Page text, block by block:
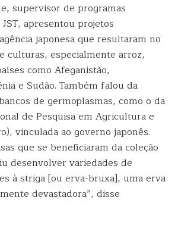
supervisor de programas
apresentou projetos
japonesa que resultaram no
culturas, especialmente arroz,
como Afeganistão,
e Sudão. Também falou da
de germoplasmas, como o da
de Pesquisa em Agricultura e
vinculada ao governo japonês.
que se beneficiaram da coleção
desenvolver variedades de
à striga [ou erva-bruxa], uma erva
devastadora”, disse